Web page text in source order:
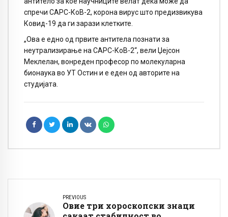
спречи САРС-КоВ-2, корона вирус што предизвикува
Ковид-19 да ги зарази клетките.
„Ова е едно од првите антитела познати за
неутрализирање на САРС-КоВ-2“, вели Џејсон
Меклелан, вонреден професор по молекуларна
бионаука во УТ Остин и е еден од авторите на
студијата.
PREVIOUS
Овие три хороскопски знаци